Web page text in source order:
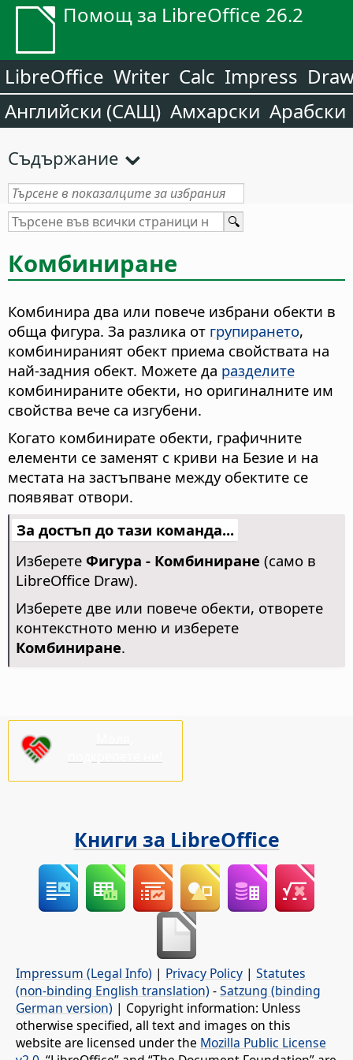
Помощ за LibreOffice 26.2
LibreOffice Writer Calc Impress
Английски (САЩ) Амхарски Арабски
Съдържание
Комбиниране
Комбинира два или повече избрани обекти в
обща фигура. За разлика от групирането,
комбинираният обект приема свойствата на
най-задния обект. Можете да разделите
комбинираните обекти, но оригиналните им
свойства вече са изгубени.
Когато комбинирате обекти, графичните
елементи се заменят с криви на Безие и на
местата на застъпване между обектите се
появяват отвори.
За достъп до тази команда...
Изберете Фигура - Комбиниране (само в
LibreOffice Draw).
Изберете две или повече обекти, отворете
контекстното меню и изберете
Комбиниране.
Книги за LibreOffice
Impressum (Legal Info) | Privacy Policy | Statutes
(non-binding English translation) -Satzung (binding
German version) | Copyright information: Unless
otherwise specified, all text and images on this
website are licensed under the Mozilla Public License